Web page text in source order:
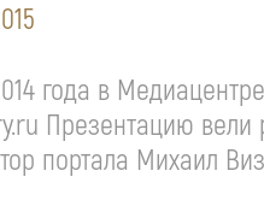
года в
Презентацию вели
портала Михаил